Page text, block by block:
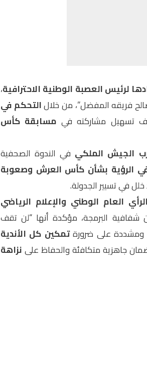
لرئيس العصبة الوطنية الاحترافية،
فريقه المفضل”، من خلالالتحكم في
تسهيل مشاركته في مسابقة كأس
الجيش الملكي في الندوة الصحفية
الرؤية بشأن كأس العرش وصعوبة
في تسيير الجدولة.
العام الوطني والإعلام الرياضي
شفافية البرمجة، مؤكدة أنها “لن تقف
ومشددة على ضرورةتمكين كل الأندية
جاهزية متكافئة والحفاظ علىنزاهة